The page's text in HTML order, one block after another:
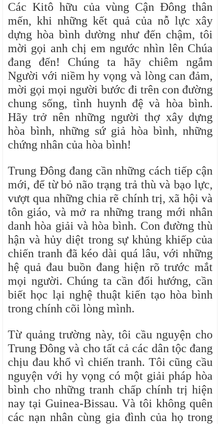
Các Kitô hữu của vùng Cận Đông thân
mến, khi những kết quả của nỗ lực xây
dựng hòa bình dường như đến chậm, tôi
mời gọi anh chị em ngước nhìn lên Chúa
đang đến! Chúng ta hãy chiêm ngắm
Người với niềm hy vọng và lòng can đảm,
mời gọi mọi người bước đi trên con đường
chung sống, tình huynh đệ và hòa bình.
Hãy trở nên những người thợ xây dựng
hòa bình, những sứ giả hòa bình, những
chứng nhân của hòa bình!
Trung Đông đang cần những cách tiếp cận
mới, để từ bỏ não trạng trả thù và bạo lực,
vượt qua những chia rẽ chính trị, xã hội và
tôn giáo, và mở ra những trang mới nhân
danh hòa giải và hòa bình. Con đường thù
hận và hủy diệt trong sự khủng khiếp của
chiến tranh đã kéo dài quá lâu, với những
hệ quả đau buồn đang hiện rõ trước mắt
mọi người. Chúng ta cần đổi hướng, cần
biết học lại nghệ thuật kiến tạo hòa bình
trong chính cõi lòng mình.
Từ quảng trường này, tôi cầu nguyện cho
Trung Đông và cho tất cả các dân tộc đang
chịu đau khổ vì chiến tranh. Tôi cũng cầu
nguyện với hy vọng có một giải pháp hòa
bình cho những tranh chấp chính trị hiện
nay tại Guinea-Bissau. Và tôi không quên
các nạn nhân cùng gia đình của họ trong